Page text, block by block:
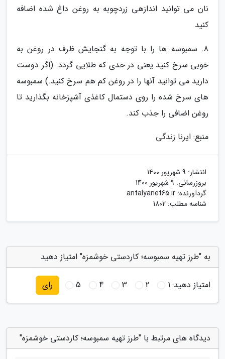
نان می توانید اندازهی زردچوبه به روغن داغ شده اضافه
کنید
8. سمبوسه ها را با توجه به گنجایش ظرف در روغن به
خوبی سرخ کنید یعنی در حدی که طلایی گردد. (اگر دوست
دارید می توانید آنها را در روغن کم هم سرخ کنید.) سمبوسه
های سرخ شده را روی دستمال کاغذی آشپزخانه بگذارید تا
روغن اضافی را جذب کند.
منبع: ایرنا زندگی
انتشار: 9 شهریور 1400
بروزرسانی: 9 شهریور 1400
گردآورنده: antalyanet65.ir
شناسه مطلب: 1802
به "طرز تهیه سمبوسه؛ کاردستی خوشمزه" امتیاز دهید
امتیاز دهید:1
2
3
4
5 رای
دیدگاه های مرتبط با "طرز تهیه سمبوسه؛ کاردستی خوشمزه"